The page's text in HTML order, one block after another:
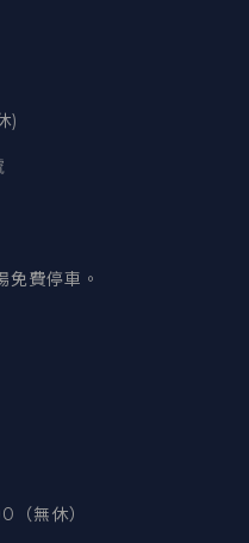
)
費停車。
（無休）